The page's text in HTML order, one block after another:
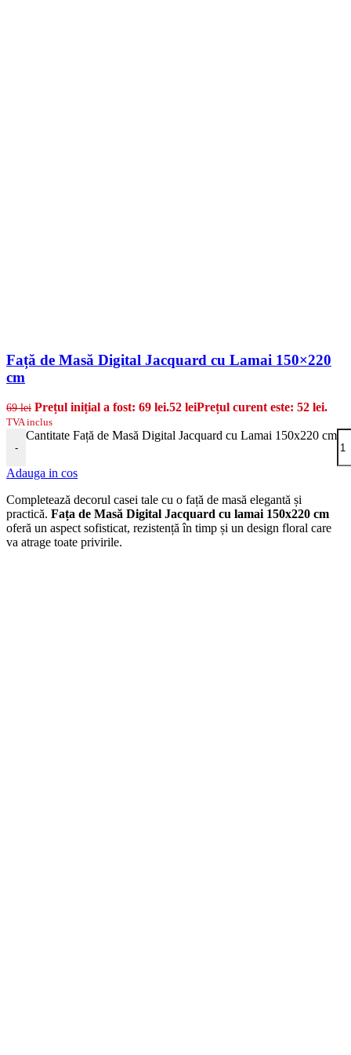
Față de Masă Digital Jacquard cu Lamai 150×220
cm
69lei Prețul inițial a fost: 69 lei.52 leiPrețul curent este: 52 lei.
TVA inclus
-
Cantitate Față de Masă Digital Jacquard cu Lamai 150x220 cm
Adauga in cos
Completează decorul casei tale cu o față de masă elegantă și
practică. Fața de Masă Digital Jacquard cu lamai 150x220 cm
oferă un aspect sofisticat, rezistență în timp și un design floral care
va atrage toate privirile.